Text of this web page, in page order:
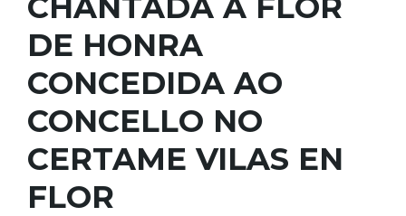
DE HONRA
CONCEDIDA AO
CONCELLO NO
CERTAME VILAS EN
FLOR